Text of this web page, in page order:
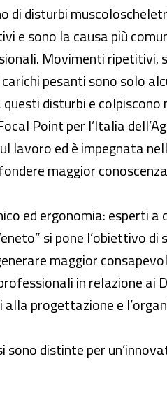
salute e
di disturbi
e sono la causa più
Movimenti ripetitivi,
pesanti sono solo
disturbi e colpiscono
Point per l’Italia
lavoro ed è impegnata
maggior
ed ergonomia: esperti
si pone l’obiettivo
maggior
in relazione ai
progettazione e
sono distinte per